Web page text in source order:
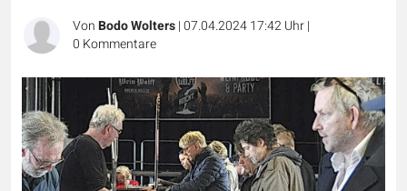
VonBodo Wolters|07.04.2024 17:42 Uhr|
0 Kommentare